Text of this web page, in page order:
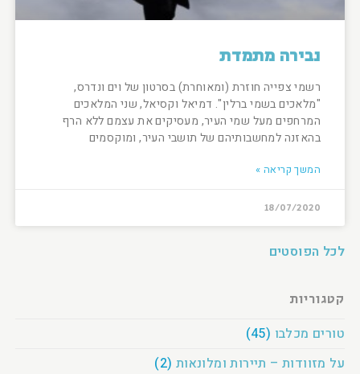
לכל הפוסטים
קטגוריות
טורים מכלבו (45)
על מזוודות – תיירות ומלונאות (2)
נבירה מתמדת
רשמי צפייה חוזרת (ומאוחרת) בסרטון של וים ונדרס,
"מלאכים בשמי ברלין". דמיאל וקסיאל, שני המלאכים
המרחפים מעל שמי העיר, מעסיקים את עצמם ללא הרף
בהאזנה למחשבותיהם של תושבי העיר, ומוקסמים
המשך קריאה »
18/07/2020